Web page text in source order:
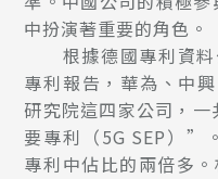
中扮演著重要的角色。
根據德國專利資料
專利報告，華為、中
研究院這四家公司，
要專利（5G SEP）”
專利中佔比的兩倍多